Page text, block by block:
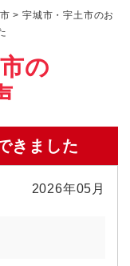
>宇城市・宇土市のお
の
きました
2026年05月